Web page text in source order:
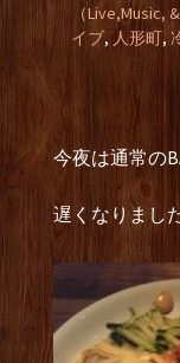
（Live,Music, &
イブ, 人形町,
今夜は通常の
遅くなりまし